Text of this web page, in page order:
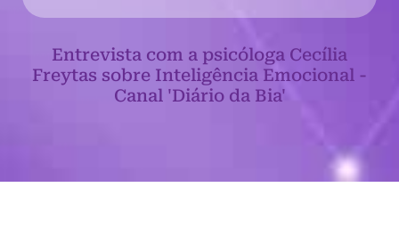
Entrevista com a psicóloga Cecília
Freytas sobre Inteligência Emocional -
Canal 'Diário da Bia'